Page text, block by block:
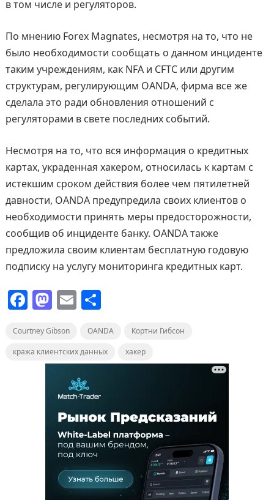
в том числе и регуляторов.
По мнению Forex Magnates, несмотря на то, что не
было необходимости сообщать о данном инциденте
таким учреждениям, как NFA и CFTC или другим
структурам, регулирующим OANDA, фирма все же
сделала это ради обновления отношений с
регуляторами в свете последних событий.
Несмотря на то, что вся информация о кредитных
картах, украденная хакером, относилась к картам с
истекшим сроком действия более чем пятилетней
давности, OANDA предупредила своих клиентов о
необходимости принять меры предосторожности,
сообщив об инциденте банку. OANDA также
предложила своим клиентам бесплатную годовую
подписку на услугу мониторинга кредитных карт.
F
c
e
M
st
o
o
n
E
ai
l
О
п
р
в
и
т
ь
Courtney Gibson OANDA
Кортни Гибсон
кража клиентских данных
хакер